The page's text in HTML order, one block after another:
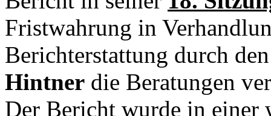
Fristwahrung in
Berichterstattung durch
Hintner die Beratungen
Der Bericht wurde in einer